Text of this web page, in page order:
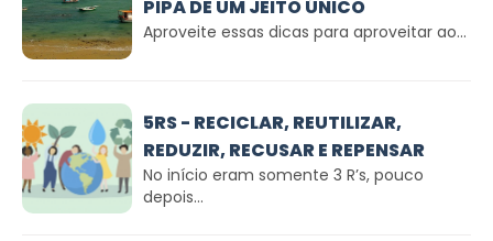
PIPA DE UM JEITO ÚNICO
Aproveite essas dicas para aproveitar ao...
5RS - RECICLAR, REUTILIZAR,
REDUZIR, RECUSAR E REPENSAR
No início eram somente 3 R’s, pouco
depois...